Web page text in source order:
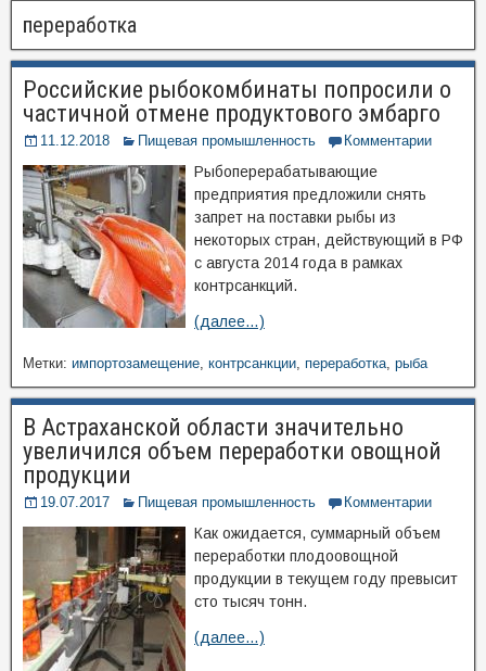
переработка
Российские рыбокомбинаты попросили о
частичной отмене продуктового эмбарго
11.12.2018 Пищевая промышленность Комментарии
Рыбоперерабатывающие
предприятия предложили снять
запрет на поставки рыбы из
некоторых стран, действующий в РФ
с августа 2014 года в рамках
контрсанкций.
(далее…)
Метки: импортозамещение, контрсанкции, переработка, рыба
В Астраханской области значительно
увеличился объем переработки овощной
продукции
19.07.2017 Пищевая промышленность Комментарии
Как ожидается, суммарный объем
переработки плодоовощной
продукции в текущем году превысит
сто тысяч тонн.
(далее…)